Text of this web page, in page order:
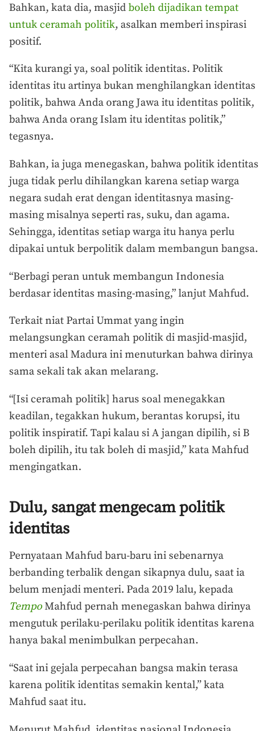
Bahkan, kata dia, masjidboleh dijadikan tempat
untuk ceramah politik, asalkan memberi inspirasi
positif.
“Kita kurangi ya, soal politik identitas. Politik
identitas itu artinya bukan menghilangkan identitas
politik, bahwa Anda orang Jawa itu identitas politik,
bahwa Anda orang Islam itu identitas politik,”
tegasnya.
Bahkan, ia juga menegaskan, bahwa politik identitas
juga tidak perlu dihilangkan karena setiap warga
negara sudah erat dengan identitasnya masing-
masing misalnya seperti ras, suku, dan agama.
Sehingga, identitas setiap warga itu hanya perlu
dipakai untuk berpolitik dalam membangun bangsa.
“Berbagi peran untuk membangun Indonesia
berdasar identitas masing-masing,” lanjut Mahfud.
Terkait niat Partai Ummat yang ingin
melangsungkan ceramah politik di masjid-masjid,
menteri asal Madura ini menuturkan bahwa dirinya
sama sekali tak akan melarang.
“[Isi ceramah politik] harus soal menegakkan
keadilan, tegakkan hukum, berantas korupsi, itu
politik inspiratif. Tapi kalau si A jangan dipilih, si B
boleh dipilih, itu tak boleh di masjid,” kata Mahfud
mengingatkan.
Dulu, sangat mengecam politik
identitas
Pernyataan Mahfud baru-baru ini sebenarnya
berbanding terbalik dengan sikapnya dulu, saat ia
belum menjadi menteri. Pada 2019 lalu, kepada
TempoMahfud pernah menegaskan bahwa dirinya
mengutuk perilaku-perilaku politik identitas karena
hanya bakal menimbulkan perpecahan.
“Saat ini gejala perpecahan bangsa makin terasa
karena politik identitas semakin kental,” kata
Mahfud saat itu.